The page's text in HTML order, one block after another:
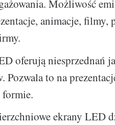
Możliwość
animacje, filmy,
oferują niesprzednań
to na
formie.
ekrany LED